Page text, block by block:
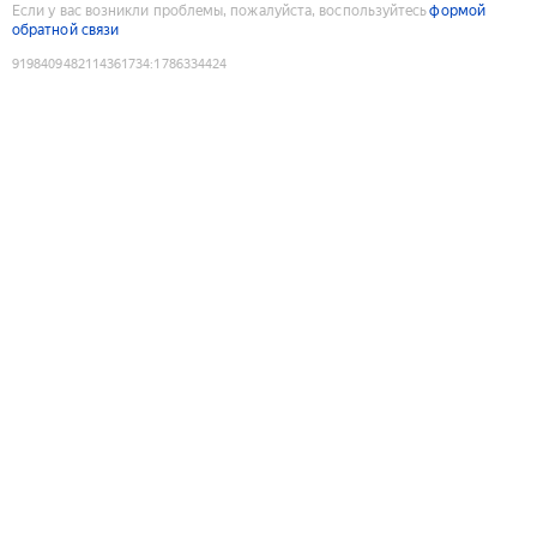
Если у вас возникли проблемы, пожалуйста, воспользуйтесьформой
обратной связи
9198409482114361734:1786334424